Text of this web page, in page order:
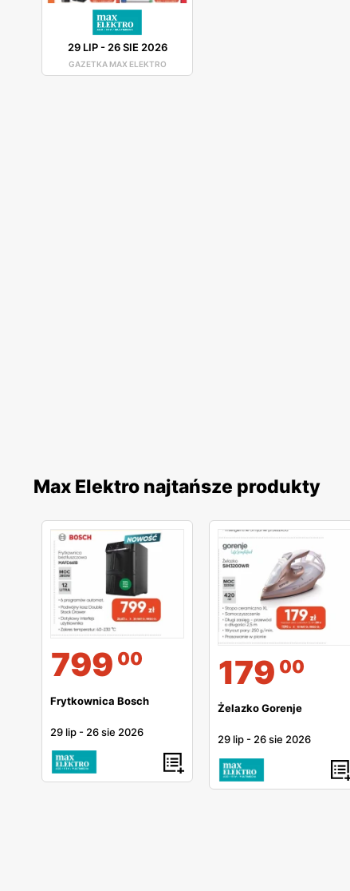
29 LIP- 26 SIE 2026
GAZETKA MAX ELEKTRO
Max Elektro najtańsze produkty
799 00
Frytkownica Bosch
29 lip - 26 sie 2026
179 00
Żelazko Gorenje
29 lip - 26 sie 2026